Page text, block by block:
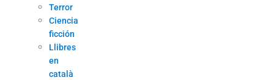
Terror
Ciencia
ficción
Llibres
en
català